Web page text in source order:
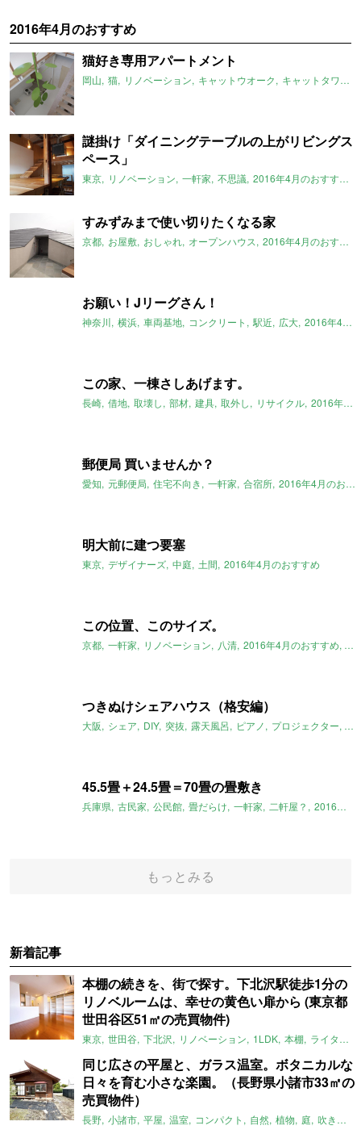
2016年4月のおすすめ
猫好き専用アパートメント
岡山 猫 リノベーション キャットウオーク キャットタワー
謎掛け「ダイニングテーブルの上がリビングス
ペース」
東京 リノベーション 一軒家 不思議 2016年4月のおすすめ
すみずみまで使い切りたくなる家
京都 お屋敷 おしゃれ オープンハウス 2016年4月のおすすめ
お願い！Jリーグさん！
神奈川 横浜 車両基地 コンクリート 駅近 広大 2016年4月のおすすめ
この家、一棟さしあげます。
長崎 借地 取壊し 部材 建具 取外し リサイクル 2016年4月のおすすめ
郵便局 買いませんか？
愛知 元郵便局 住宅不向き 一軒家 合宿所 2016年4月のおすすめ
明大前に建つ要塞
東京 デザイナーズ 中庭 土間 2016年4月のおすすめ
この位置、このサイズ。
京都 一軒家 リノベーション 八清 2016年4月のおすすめ 京
つきぬけシェアハウス（格安編）
大阪 シェア DIY 突抜 露天風呂 ピアノ プロジェクター ネ
45.5畳＋24.5畳＝70畳の畳敷き
兵庫県 古民家 公民館 畳だらけ 一軒家 二軒屋？ 2016年4月のおすすめ
もっとみる
新着記事
本棚の続きを、街で探す。下北沢駅徒歩1分の
リノベルームは、幸せの黄色い扉から (東京都
世田谷区51㎡の売買物件)
東京 世田谷 下北沢 リノベーション 1LDK 本棚 ライター：ほしりょうこ
同じ広さの平屋と、ガラス温室。ボタニカルな
日々を育む小さな楽園。（長野県小諸市33㎡の
売買物件）
長野 小諸市 平屋 温室 コンパクト 自然 植物 庭 吹き抜け